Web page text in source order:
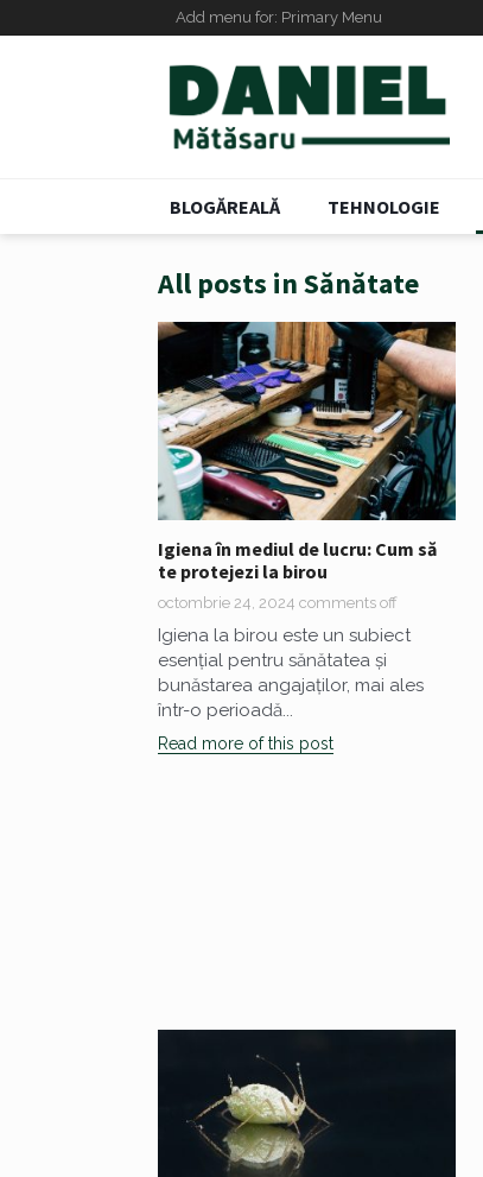
Add menu for: Primary Menu
BLOGĂREALĂ TEHNOLOGIE
All posts in Sănătate
Igiena în mediul de lucru: Cum să
te protejezi la birou
octombrie 24, 2024 comments off
Igiena la birou este un subiect
esențial pentru sănătatea și
bunăstarea angajaților, mai ales
într-o perioadă...
Read more of this post